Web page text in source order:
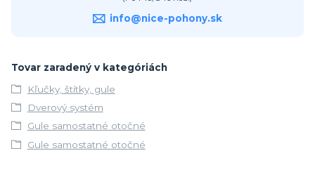
info@nice-pohony.sk
Tovar zaradený v kategóriách
Kľučky, štítky, gule
Dverový systém
Gule samostatné otočné
Gule samostatné otočné